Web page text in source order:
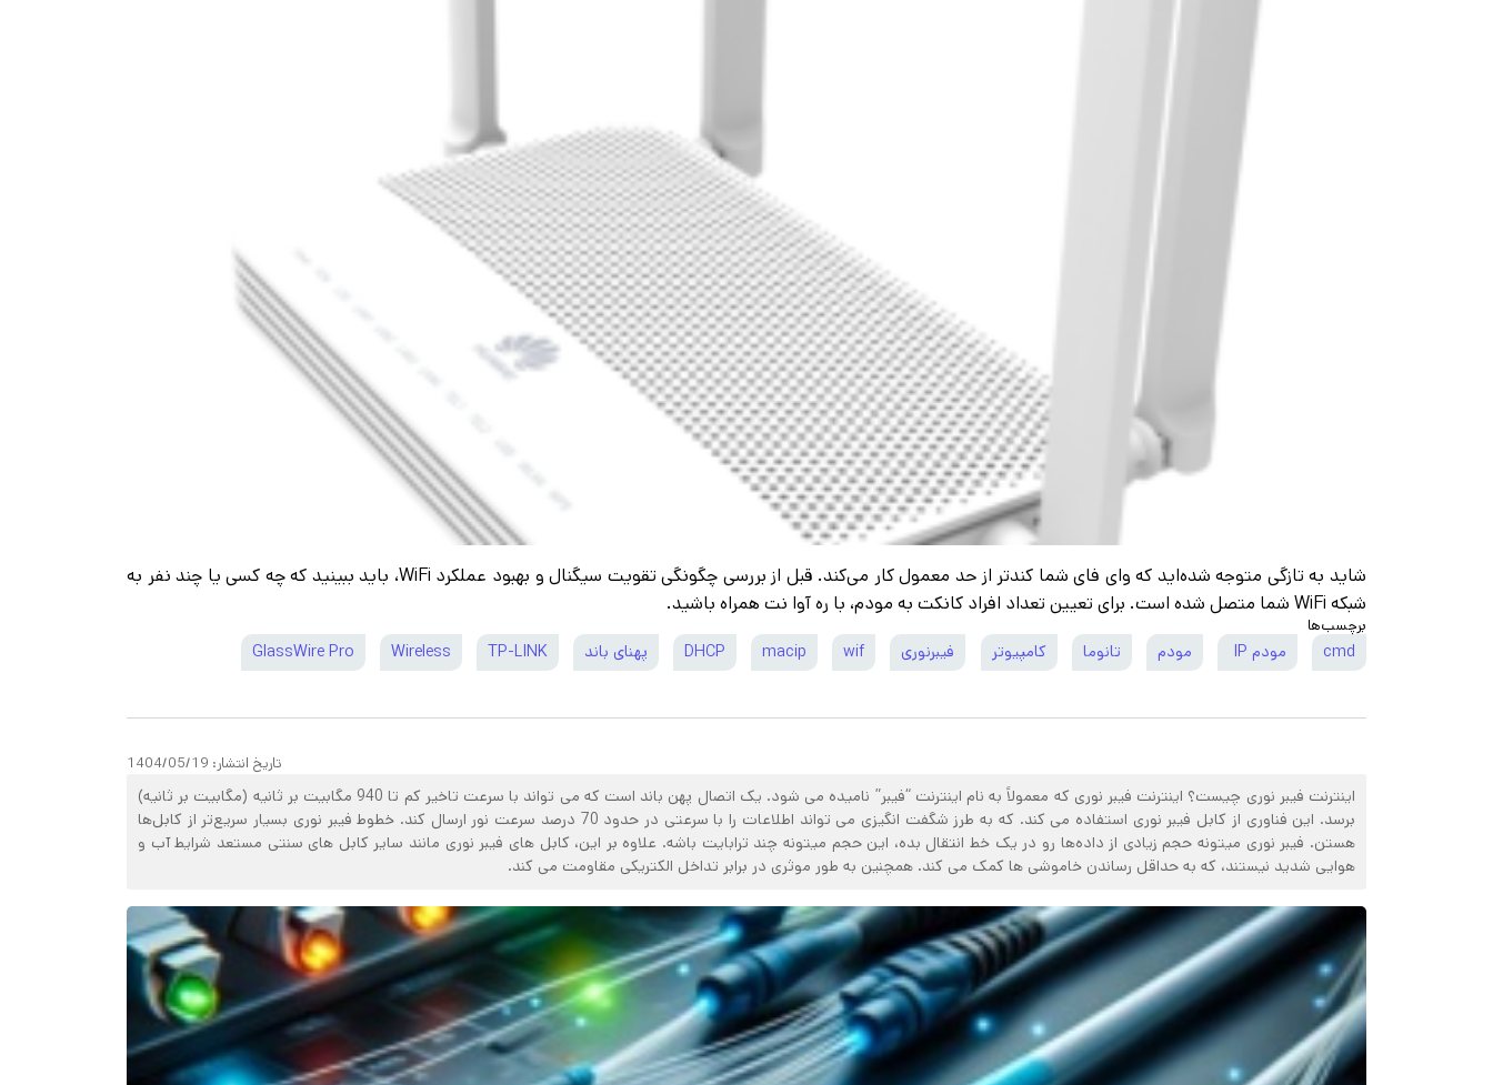
شاید به تازگی متوجه شده‌اید که وای فای شما کندتر از حد معمول کار می‌کند. قبل از بررسی چگونگی تقویت سیگنال و بهبود عملکرد WiFi، باید ببینید که چه کسی یا چند نفر به
شبکه WiFi شما متصل شده است. برای تعیین تعداد افراد کانکت به مودم، با ره آوا نت همراه باشید.
برچسب‌ها
cmd مودم IP مودم تانوما کامپیوتر فیبرنوری wif
macip
DHCP پهنای باند TP-LINK
Wireless
GlassWire Pro
تاریخ انتشار: 1404/05/19
اینترنت فیبر نوری چیست؟ اینترنت فیبر نوری که معمولاً به نام اینترنت “فیبر” نامیده می شود. یک اتصال پهن باند است که می تواند با سرعت تاخیر کم تا 940 مگابیت بر ثانیه (مگابیت بر ثانیه)
برسد. این فناوری از کابل فیبر نوری استفاده می کند. که به طرز شگفت انگیزی می تواند اطلاعات را با سرعتی در حدود 70 درصد سرعت نور ارسال کند. خطوط فیبر نوری بسیار سریع‌تر از کابل‌ها
هستن. فیبر نوری میتونه حجم زیادی از داده‌ها رو در یک خط انتقال بده، این حجم میتونه چند ترابایت باشه. علاوه بر این، کابل های فیبر نوری مانند سایر کابل های سنتی مستعد شرایط آب و
هوایی شدید نیستند، که به حداقل رساندن خاموشی ها کمک می کند. همچنین به طور موثری در برابر تداخل الکتریکی مقاومت می کند.